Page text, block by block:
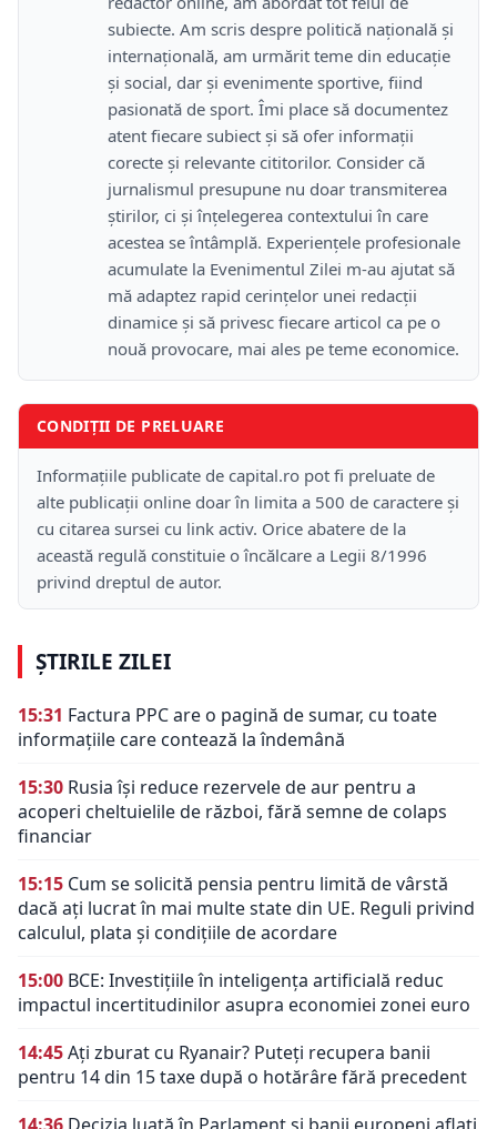
subiecte. Am scris despre politică națională și
internațională, am urmărit teme din educație
și social, dar și evenimente sportive, fiind
pasionată de sport. Îmi place să documentez
atent fiecare subiect și să ofer informații
corecte și relevante cititorilor. Consider că
jurnalismul presupune nu doar transmiterea
știrilor, ci și înțelegerea contextului în care
acestea se întâmplă. Experiențele profesionale
acumulate la Evenimentul Zilei m-au ajutat să
mă adaptez rapid cerințelor unei redacții
dinamice și să privesc fiecare articol ca pe o
nouă provocare, mai ales pe teme economice.
CONDIȚII DE PRELUARE
Informațiile publicate de capital.ro pot fi preluate de
alte publicații online doar în limita a 500 de caractere și
cu citarea sursei cu link activ. Orice abatere de la
această regulă constituie o încălcare a Legii 8/1996
privind dreptul de autor.
ȘTIRILE ZILEI
15:31 Factura PPC are o pagină de sumar, cu toate
informațiile care contează la îndemână
15:30 Rusia își reduce rezervele de aur pentru a
acoperi cheltuielile de război, fără semne de colaps
financiar
15:15 Cum se solicită pensia pentru limită de vârstă
dacă ați lucrat în mai multe state din UE. Reguli privind
calculul, plata și condițiile de acordare
15:00 BCE: Investițiile în inteligența artificială reduc
impactul incertitudinilor asupra economiei zonei euro
14:45Ați zburat cu Ryanair? Puteți recupera banii
pentru 14 din 15 taxe după o hotărâre fără precedent